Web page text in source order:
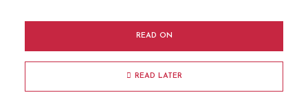
READ ON
READ LATER